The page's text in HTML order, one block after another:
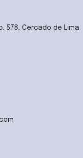
578, Cercado de Lima